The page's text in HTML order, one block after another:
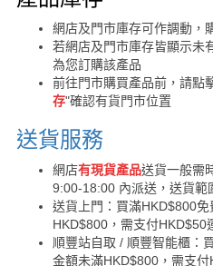
網店及門市庫存可作調動，
若網店及門市庫存皆顯示未
為您訂購該產品
前往門市購買產品前，請點
存"確認有貨門市位置
送貨服務
網店有現貨產品送貨一般需
9:00-18:00 內派送，送貨範
送貨上門：買滿HKD$800
HKD$800，需支付HKD$50
順豐站自取 / 順豐智能櫃：
金額未滿HKD$800，需支